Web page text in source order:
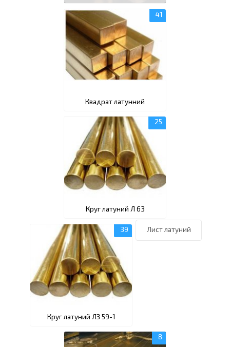
Квадрат латунний
Круг латуний Л 63
Круг латуний ЛЗ 59-1
Лист латуний